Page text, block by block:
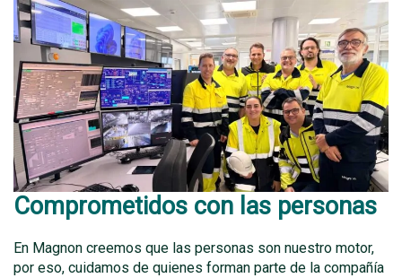
Comprometidos con las personas
En Magnon creemos que las personas son nuestro motor,
por eso, cuidamos de quienes forman parte de la compañía